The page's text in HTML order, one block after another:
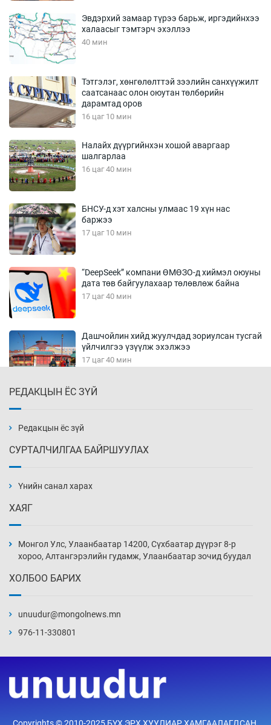
Эвдэрхий замаар түрээ барьж, иргэдийнхээ
халаасыг тэмтэрч эхэллээ
40 мин
Тэтгэлэг, хөнгөлөлттэй зээлийн санхүүжилт
саатсанаас олон оюутан төлбөрийн
дарамтад оров
16 цаг 10 мин
Налайх дүүргийнхэн хошой аваргаар
шалгарлаа
16 цаг 40 мин
БНСУ-д хэт халсны улмаас 19 хүн нас
баржээ
17 цаг 10 мин
“DeepSeek” компани ӨМӨЗО-д хиймэл оюуны
дата төв байгуулахаар төлөвлөж байна
17 цаг 40 мин
Дашчойлин хийд жуулчдад зориулсан тусгай
үйлчилгээ үзүүлж эхэлжээ
17 цаг 40 мин
18 цаг 10 мин
18 цаг 40 мин
19 цаг 10 мин
19 цаг 40 мин
20 цаг 10 мин
РЕДАКЦЫН ЁС ЗҮЙ
Редакцын ёс зүй
СУРТАЛЧИЛГАА БАЙРШУУЛАХ
Үнийн санал харах
ХАЯГ
Монгол Улс, Улаанбаатар 14200, Сүхбаатар дүүрэг 8-р
хороо, Алтангэрэлийн гудамж, Улаанбаатар зочид буудал
ХОЛБОО БАРИХ
unuudur@mongolnews.mn
976-11-330801